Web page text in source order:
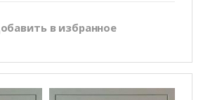
в избранное